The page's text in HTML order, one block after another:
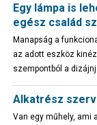
Egy lámpa is
egész család
Manapság a
az adott eszköz
szempontból a
Alkatrész
Van egy műhely, ami